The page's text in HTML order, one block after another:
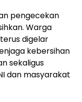
pengecekan
Warga
digelar
kebersihan
sekaligus
dan masyarakat